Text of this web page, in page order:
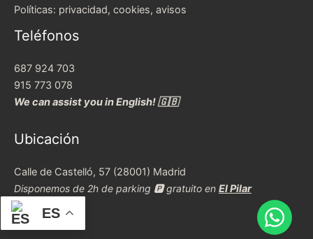
Políticas: privacidad, cookies, avisos
Teléfonos
687 924 703
915 773 078
We can assist you in English! 🇬🇧
Ubicación
Calle de Castelló, 57 (28001) Madrid
Disponemos de 2h de parking 🅿️ gratuito en El Pilar
ES